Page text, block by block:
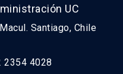
UC
Santiago, Chile
2354 4028